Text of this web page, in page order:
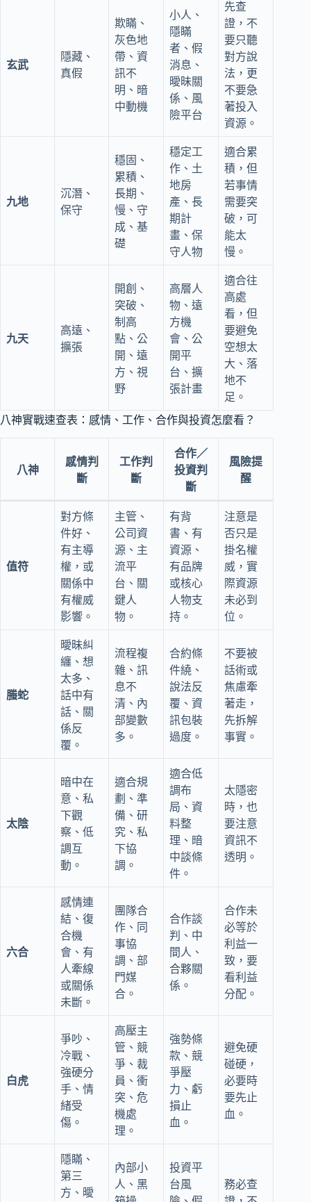
玄武
隱藏、
真假
欺瞞、
灰色地
帶、資
訊不
明、暗
中動機
小人、
隱瞞
者、假
消息、
曖昧關
係、風
險平台
先查
證，不
要只聽
對方說
法，更
不要急
著投入
資源。
九地
沉潛、
保守
穩固、
累積、
長期、
慢、守
成、基
礎
穩定工
作、土
地房
產、長
期計
畫、保
守人物
適合累
積，但
若事情
需要突
破，可
能太
慢。
九天
高遠、
擴張
開創、
突破、
制高
點、公
開、遠
方、視
野
高層人
物、遠
方機
會、公
開平
台、擴
張計畫
適合往
高處
看，但
要避免
空想太
大、落
地不
足。
八神實戰速查表：感情、工作、合作與投資怎麼看？
八神
感情判
斷
工作判
斷
合作／
投資判
斷
風險提
醒
值符
對方條
件好、
有主導
權，或
關係中
有權威
影響。
主管、
公司資
源、主
流平
台、關
鍵人
物。
有背
書、有
資源、
有品牌
或核心
人物支
持。
注意是
否只是
掛名權
威，實
際資源
未必到
位。
螣蛇
曖昧糾
纏、想
太多、
話中有
話、關
係反
覆。
流程複
雜、訊
息不
清、內
部變數
多。
合約條
件繞、
說法反
覆、資
訊包裝
過度。
不要被
話術或
焦慮牽
著走，
先拆解
事實。
太陰
暗中在
意、私
下觀
察、低
調互
動。
適合規
劃、準
備、研
究、私
下協
調。
適合低
調布
局、資
料整
理、暗
中談條
件。
太隱密
時，也
要注意
資訊不
透明。
六合
感情連
結、復
合機
會、有
人牽線
或關係
未斷。
團隊合
作、同
事協
調、部
門媒
合。
合作談
判、中
間人、
合夥關
係。
合作未
必等於
利益一
致，要
看利益
分配。
白虎
爭吵、
冷戰、
強硬分
手、情
緒受
傷。
高壓主
管、競
爭、裁
員、衝
突、危
機處
理。
強勢條
款、競
爭壓
力、虧
損止
血。
避免硬
碰硬，
必要時
要先止
血。
隱瞞、
第三
方、曖
內部小
人、黑
投資平
台風
務必查